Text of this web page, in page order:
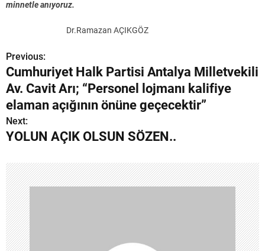
minnetle anıyoruz.
Dr.Ramazan AÇIKGÖZ
Y
a
z
ı
e
z
i
n
Previous:
Cumhuriyet Halk Partisi Antalya Milletvekili
Av. Cavit Arı; “Personel lojmanı kalifiye
elaman açığının önüne geçecektir”
Next:
YOLUN AÇIK OLSUN SÖZEN..